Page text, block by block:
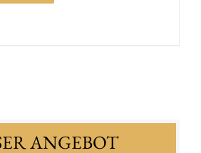
ANGEBOT